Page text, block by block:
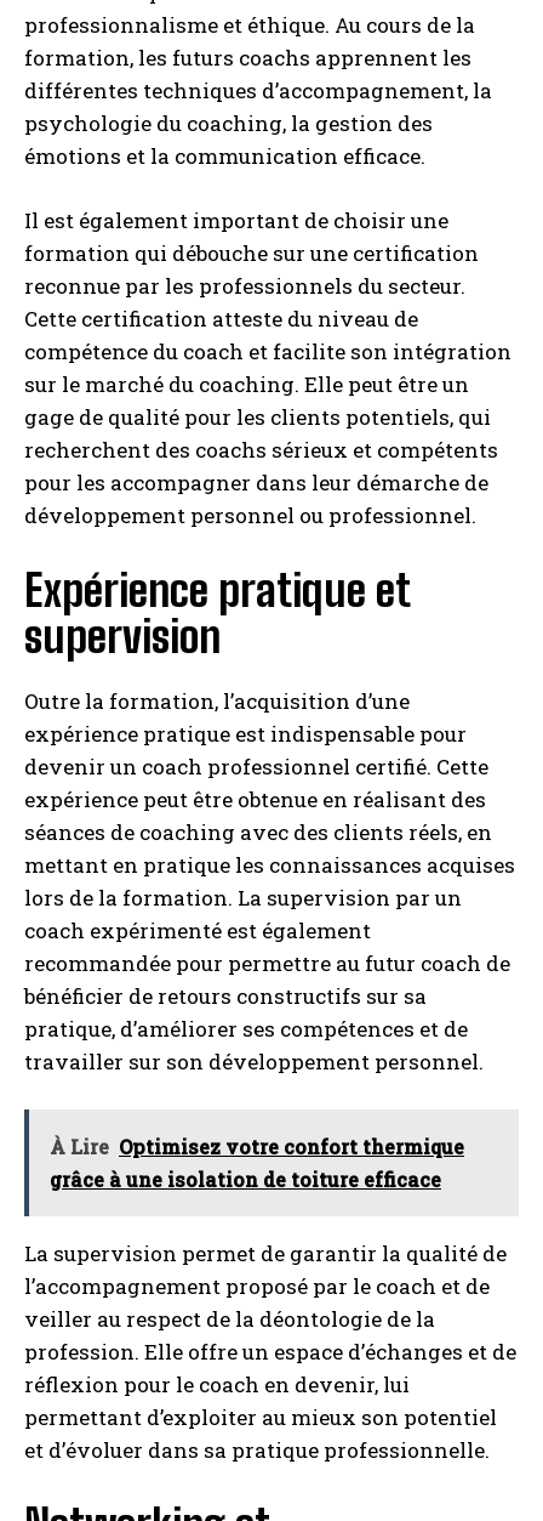
professionnalisme et éthique. Au cours de la
formation, les futurs coachs apprennent les
différentes techniques d’accompagnement, la
psychologie du coaching, la gestion des
émotions et la communication efficace.
Il est également important de choisir une
formation qui débouche sur une certification
reconnue par les professionnels du secteur.
Cette certification atteste du niveau de
compétence du coach et facilite son intégration
sur le marché du coaching. Elle peut être un
gage de qualité pour les clients potentiels, qui
recherchent des coachs sérieux et compétents
pour les accompagner dans leur démarche de
développement personnel ou professionnel.
Expérience pratique et
supervision
Outre la formation, l’acquisition d’une
expérience pratique est indispensable pour
devenir un coach professionnel certifié. Cette
expérience peut être obtenue en réalisant des
séances de coaching avec des clients réels, en
mettant en pratique les connaissances acquises
lors de la formation. La supervision par un
coach expérimenté est également
recommandée pour permettre au futur coach de
bénéficier de retours constructifs sur sa
pratique, d’améliorer ses compétences et de
travailler sur son développement personnel.
À Lire Optimisez votre confort thermique
grâce à une isolation de toiture efficace
La supervision permet de garantir la qualité de
l’accompagnement proposé par le coach et de
veiller au respect de la déontologie de la
profession. Elle offre un espace d’échanges et de
réflexion pour le coach en devenir, lui
permettant d’exploiter au mieux son potentiel
et d’évoluer dans sa pratique professionnelle.